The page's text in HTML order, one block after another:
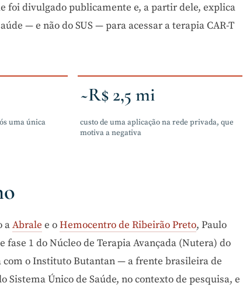
foi divulgado publicamente e, a partir dele, explica
— e não do SUS — para acessar a terapia CAR-T
uma única
~R$ 2,5 mi
custo de uma aplicação na rede privada, que
motiva a negativa
aAbrale e oHemocentro de Ribeirão Preto, Paulo
1 do Núcleo de Terapia Avançada (Nutera) do
com o Instituto Butantan — a frente brasileira de
Único de Saúde, no contexto de pesquisa, e